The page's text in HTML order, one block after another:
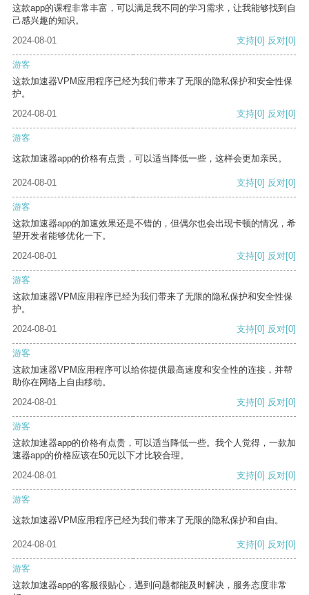
这款app的课程非常丰富，可以满足我不同的学习需求，让我能够找到自
己感兴趣的知识。
2024-08-01
支持[0] 反对[0]
游客
这款加速器VPM应用程序已经为我们带来了无限的隐私保护和安全性保
护。
2024-08-01
支持[0] 反对[0]
游客
这款加速器app的价格有点贵，可以适当降低一些，这样会更加亲民。
2024-08-01 支持[0] 反对[0]
游客
这款加速器app的加速效果还是不错的，但偶尔也会出现卡顿的情况，希
望开发者能够优化一下。
2024-08-01
支持[0] 反对[0]
游客
这款加速器VPM应用程序已经为我们带来了无限的隐私保护和安全性保
护。
2024-08-01
支持[0] 反对[0]
游客
这款加速器VPM应用程序可以给你提供最高速度和安全性的连接，并帮
助你在网络上自由移动。
2024-08-01
支持[0] 反对[0]
游客
这款加速器app的价格有点贵，可以适当降低一些。我个人觉得，一款加
速器app的价格应该在50元以下才比较合理。
2024-08-01
支持[0] 反对[0]
游客
这款加速器VPM应用程序已经为我们带来了无限的隐私保护和自由。
2024-08-01 支持[0] 反对[0]
游客
这款加速器app的客服很贴心，遇到问题都能及时解决，服务态度非常